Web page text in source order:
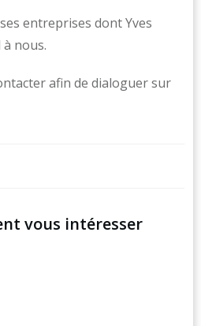
entreprises dont Yves
nous.
afin de dialoguer sur
vous intéresser